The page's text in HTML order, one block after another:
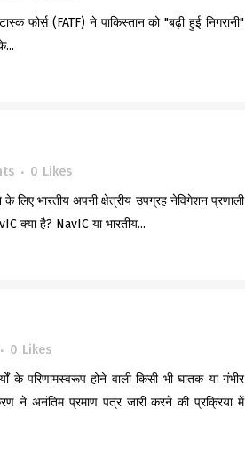
फोर्स (FATF) ने पाकिस्तान को "बढ़ी हुई निगरानी"
0 Likes
लिए भारतीय अपनी क्षेत्रीय उपग्रह नेविगेशन प्रणाली
क्या है? NavIC या भारतीय...
0 Likes
के परिणामस्वरूप होने वाली किसी भी घातक या गंभीर
ने अनंतिम प्रमाण पत्र जारी करने की प्रक्रिया में